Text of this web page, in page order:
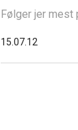
Følger jer mest
15.07.12